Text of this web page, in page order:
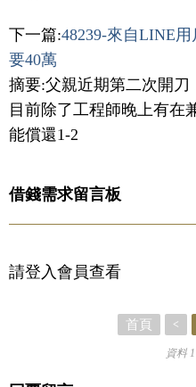
下一篇:48239-來自LINE
要40萬
摘要:父親近期第二次開刀
目前除了工程師晚上有在
能償還1-2
借錢需求留言板
請登入會員查看
首頁 <
資料